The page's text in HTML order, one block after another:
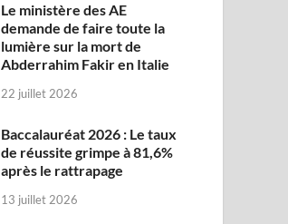
Le ministère des AE
demande de faire toute la
lumière sur la mort de
Abderrahim Fakir en Italie
22 juillet 2026
Baccalauréat 2026 : Le taux
de réussite grimpe à 81,6%
après le rattrapage
13 juillet 2026